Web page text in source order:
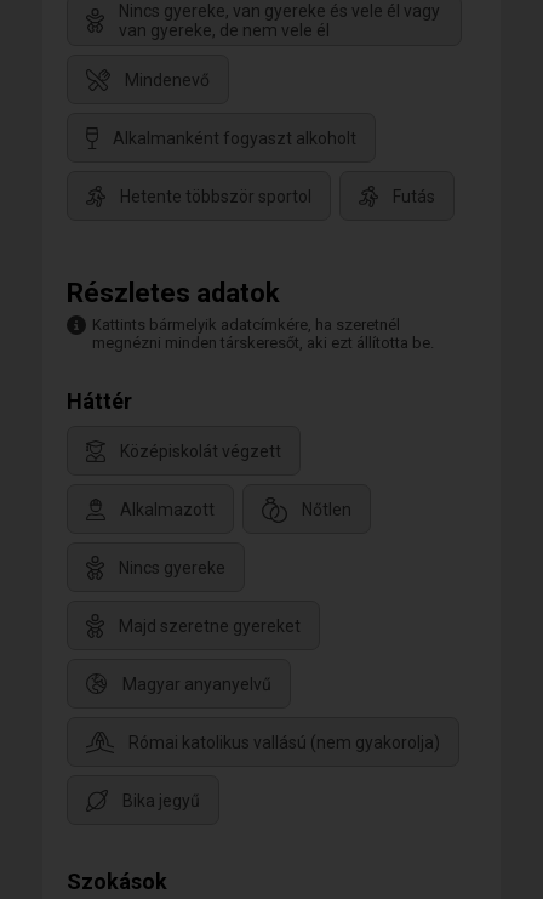
Nincs gyereke, van gyereke és vele él vagy
van gyereke, de nem vele él
Mindenevő
Alkalmanként fogyaszt alkoholt
Hetente többször sportol Futás
Részletes adatok
Kattints bármelyik adatcímkére, ha szeretnél
megnézni minden társkeresőt, aki ezt állította be.
Háttér
Középiskolát végzett
Alkalmazott Nőtlen
Nincs gyereke
Majd szeretne gyereket
Magyar anyanyelvű
Római katolikus vallású (nem gyakorolja)
Bika jegyű
Szokások